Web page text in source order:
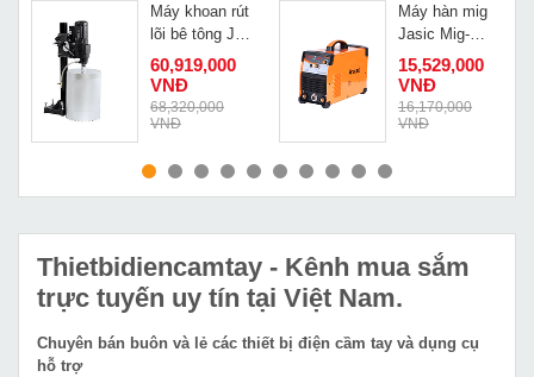
MUA NGAY
Máy khoan rút
lõi bê tông JD
Power DF-
14MD
60,919,000
VNĐ
68,320,000
VNĐ
MUA NGAY
Máy hàn mig
Jasic Mig-
250F N253
15,529,000
VNĐ
16,170,000
VNĐ
Thietbidiencamtay - Kênh mua sắm
trực tuyến uy tín tại Việt Nam.
Chuyên bán buôn và lẻ các thiết bị điện cầm tay và dụng cụ
hỗ trợ